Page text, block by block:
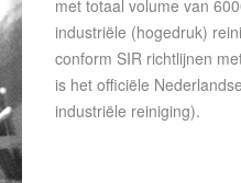
met totaal volume van
industriële (hogedruk)
conform SIR richtlijnen
is het officiële
industriële reiniging).